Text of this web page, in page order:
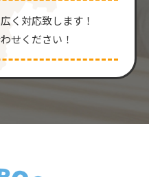
く対応致します！
せください！